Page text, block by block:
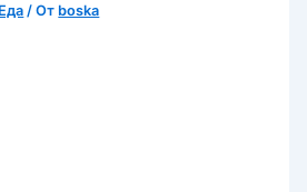
Еда / От boska